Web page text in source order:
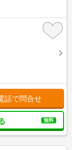
話で問合せ
無料